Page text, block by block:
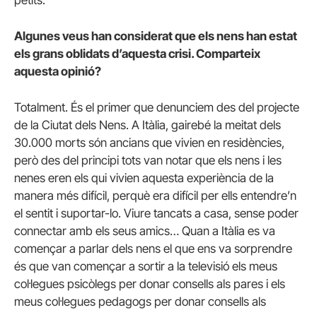
Algunes veus han considerat que els nens han estat
els grans oblidats d’aquesta crisi. Comparteix
aquesta opinió?
Totalment. És el primer que denunciem des del projecte
de la Ciutat dels Nens. A Itàlia, gairebé la meitat dels
30.000 morts són ancians que vivien en residències,
però des del principi tots van notar que els nens i les
nenes eren els qui vivien aquesta experiència de la
manera més difícil, perquè era difícil per ells entendre’n
el sentit i suportar-lo. Viure tancats a casa, sense poder
connectar amb els seus amics… Quan a Itàlia es va
començar a parlar dels nens el que ens va sorprendre
és que van començar a sortir a la televisió els meus
col·legues psicòlegs per donar consells als pares i els
meus col·legues pedagogs per donar consells als